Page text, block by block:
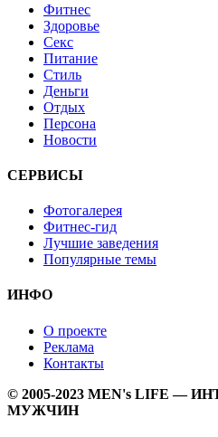
Фитнес
Здоровье
Секс
Питание
Стиль
Деньги
Отдых
Персона
Новости
СЕРВИСЫ
Фотогалерея
Фитнес-гид
Лучшие заведения
Популярные темы
ИНФО
О проекте
Реклама
Контакты
© 2005-2023 MEN's LIFE —
МУЖЧИН